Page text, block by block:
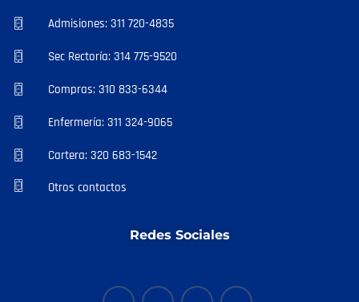
Admisiones: 311 720-4835
Sec Rectoría: 314 775-9520
Compras: 310 833-6344
Enfermería: 311 324-9065
Cartera: 320 683-1542
Otros contactos
Redes Sociales